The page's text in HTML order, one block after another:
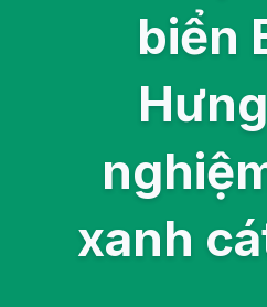
biển
xanh